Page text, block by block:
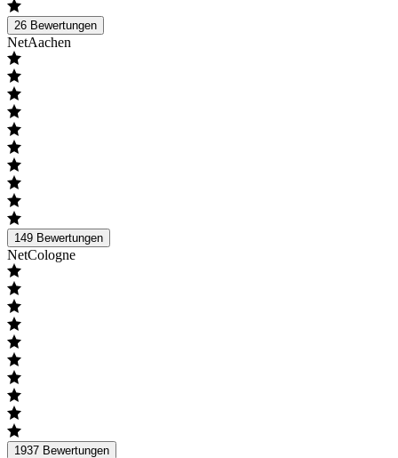
26 Bewertungen
NetAachen
149 Bewertungen
NetCologne
1937 Bewertungen